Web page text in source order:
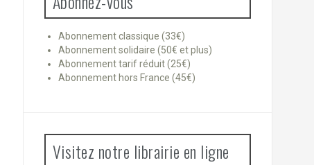
Abonnement classique (33€)
Abonnement solidaire (50€ et plus)
Abonnement tarif réduit (25€)
Abonnement hors France (45€)
Visitez notre librairie en ligne